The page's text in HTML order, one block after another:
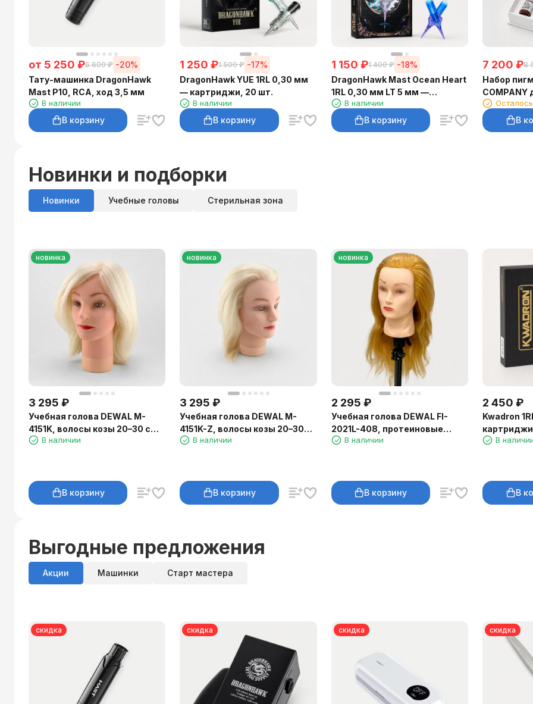
от 5 250 ₽6 600 ₽ -20%
Тату-машинка DragonHawk
Mast P10, RCA, ход 3,5 мм
В наличии
В корзину
1 250 ₽1 500 ₽ -17%
DragonHawk YUE 1RL 0,30 мм
— картриджи, 20 шт.
В наличии
В корзину
1 150 ₽1 400 ₽ -18%
DragonHawk Mast Ocean Heart
1RL 0,30 мм LT 5 мм —
картриджи, 20 шт.
В наличии
В корзину
7 200 ₽8
Набор
COMPANY
мл
В
Новинки и подборки
Новинки Учебные головы Стерильная зона
новинка
3 295 ₽
Учебная голова DEWAL M-
4151K, волосы козы 20–30 см,
холодный блонд
В наличии
В корзину
новинка
3 295 ₽
Учебная голова DEWAL M-
4151K-Z, волосы козы 20–30
см, зачёс назад
В наличии
В корзину
новинка
2 295 ₽
Учебная голова DEWAL FI-
2021L-408, протеиновые
волосы 50–60 см, тёплый
В наличии
В корзину
2 450 ₽
Kwadron
В
В
Выгодные предложения
Акции Машинки Старт мастера
скидка скидка скидка скидка